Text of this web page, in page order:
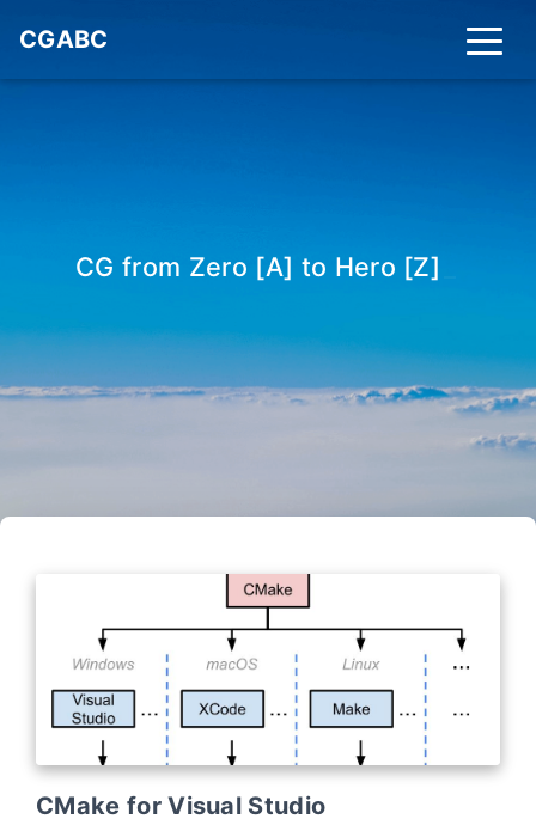
CGABC
CG from Zero [A] to Hero [Z]
CMake for Visual Studio